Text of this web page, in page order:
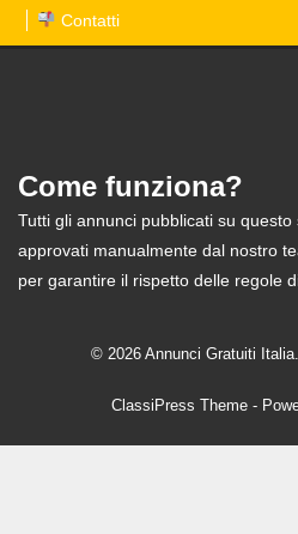
Contatti
Come funziona?
Tutti gli annunci pubblicati su
approvati manualmente dal nostro
per garantire il rispetto delle regole
© 2026 Annunci Gratuiti
ClassiPress Theme -